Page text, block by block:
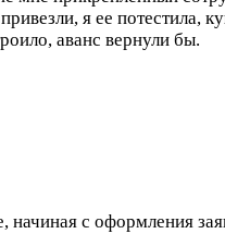
я ее потестила,
аванс вернули бы.
начиная с оформления